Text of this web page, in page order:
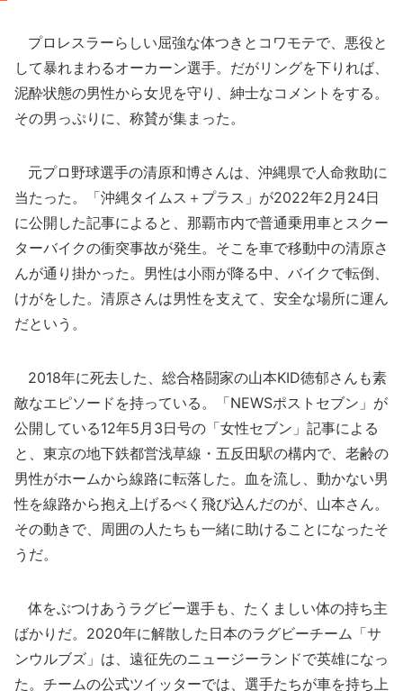
プロレスラーらしい屈強な体つきとコワモテで、悪役と
して暴れまわるオーカーン選手。だがリングを下りれば、
泥酔状態の男性から女児を守り、紳士なコメントをする。
その男っぷりに、称賛が集まった。
元プロ野球選手の清原和博さんは、沖縄県で人命救助に
当たった。「沖縄タイムス＋プラス」が2022年2月24日
に公開した記事によると、那覇市内で普通乗用車とスクー
ターバイクの衝突事故が発生。そこを車で移動中の清原さ
んが通り掛かった。男性は小雨が降る中、バイクで転倒、
けがをした。清原さんは男性を支えて、安全な場所に運ん
だという。
2018年に死去した、総合格闘家の山本KID徳郁さんも素
敵なエピソードを持っている。「NEWSポストセブン」が
公開している12年5月3日号の「女性セブン」記事による
と、東京の地下鉄都営浅草線・五反田駅の構内で、老齢の
男性がホームから線路に転落した。血を流し、動かない男
性を線路から抱え上げるべく飛び込んだのが、山本さん。
その動きで、周囲の人たちも一緒に助けることになったそ
うだ。
体をぶつけあうラグビー選手も、たくましい体の持ち主
ばかりだ。2020年に解散した日本のラグビーチーム「サ
ンウルブズ」は、遠征先のニュージーランドで英雄になっ
た。チームの公式ツイッターでは、選手たちが車を持ち上